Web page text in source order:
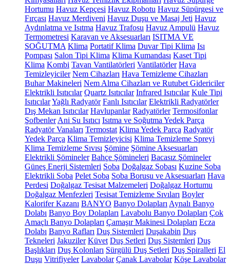
Hortumu Havuz Kepçesi Havuz Robotu Havuz Süpürgesi ve
Fırçası Havuz Merdiveni Havuz Duşu ve Masaj Jeti Havuz
Aydınlatma ve Isıtma Havuz Trafosu Havuz Ampulü Havuz
Termometresi Karavan ve Aksesuarları ISITMA VE
SOĞUTMA Klima Portatif Klima Duvar Tipi Klima Isı
Pompası Salon Tipi Klima Klima Kumandası Kaset Tipi
Klima Kombi Tavan Vantilatörleri Vantilatörler Hava
Temizleyiciler Nem Cihazları Hava Temizleme Cihazları
Buhar Makineleri Nem Alma Cihazları ve Rutubet Gidericiler
Elektrikli Isıtıcılar Quartz Isıtıcılar Infrared Isıtıcılar Kule Tipi
IsıtıcılarYağlı Radyatör Fanlı Isıtıcılar Elektrikli Radyatörler
Dış Mekan Isıtıcılar Havlupanlar Radyatörler Termosifonlar
Şofbenler Ani Su Isıtıcı Isıtma ve Soğutma Yedek Parça
Radyatör Vanaları Termostat Klima Yedek Parça Radyatör
Yedek Parça Klima Temizleyicisi Klima Temizleme Spreyi
Klima Temizleme Sıvısı Şömine Şömine Aksesuarları
Elektrikli Şömineler Bahçe Şömineleri Bacasız Şömineler
Güneş Enerji Sistemleri Soba Doğalgaz Sobası Kuzine Soba
Elektrikli Soba Pelet Soba Soba Borusu ve Aksesuarları Hava
Perdesi Doğalgaz Tesisat Malzemeleri Doğalgaz Hortumu
Doğalgaz Menfezleri Tesisat Temizleme Sıvıları Boyler
Kalorifer Kazanı BANYO Banyo Dolapları Aynalı Banyo
Dolabı Banyo Boy Dolapları Lavabolu Banyo Dolapları Çok
Amaçlı Banyo Dolapları Çamaşır Makinesi Dolapları Ecza
Dolabı Banyo Rafları Duş Sistemleri Duşakabin Duş
Tekneleri Jakuziler Küvet Duş Setleri Duş Sistemleri Duş
Başlıkları Duş Kolonları Sürgülü Duş Setleri Duş Spiralleri El
Duşu Vitrifiyeler Lavabolar Çanak Lavabolar Köşe Lavabolar